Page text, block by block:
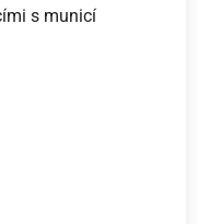
s municí